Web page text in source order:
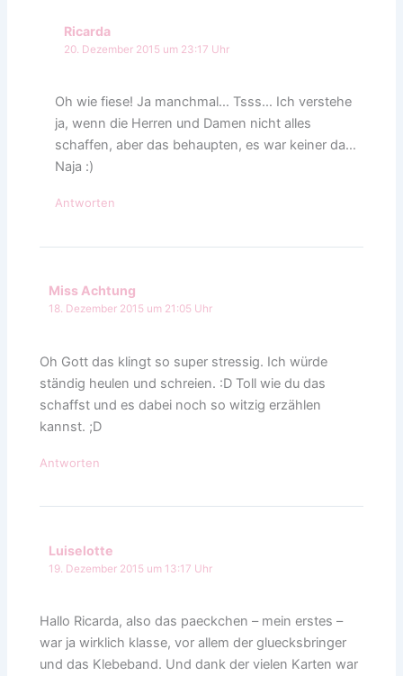
Ricarda
20. Dezember 2015 um 23:17 Uhr
Oh wie fiese! Ja manchmal… Tsss… Ich verstehe
ja, wenn die Herren und Damen nicht alles
schaffen, aber das behaupten, es war keiner da…
Naja :)
Antworten
Miss Achtung
18. Dezember 2015 um 21:05 Uhr
Oh Gott das klingt so super stressig. Ich würde
ständig heulen und schreien. :D Toll wie du das
schaffst und es dabei noch so witzig erzählen
kannst. ;D
Antworten
Luiselotte
19. Dezember 2015 um 13:17 Uhr
Hallo Ricarda, also das paeckchen – mein erstes –
war ja wirklich klasse, vor allem der gluecksbringer
und das Klebeband. Und dank der vielen Karten war